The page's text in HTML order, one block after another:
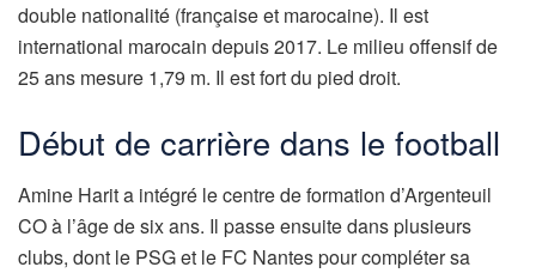
double nationalité (française et marocaine). Il est
international marocain depuis 2017. Le milieu offensif de
25 ans mesure 1,79 m. Il est fort du pied droit.
Début de carrière dans le football
Amine Harit a intégré le centre de formation d’Argenteuil
CO à l’âge de six ans. Il passe ensuite dans plusieurs
clubs, dont le PSG et le FC Nantes pour compléter sa